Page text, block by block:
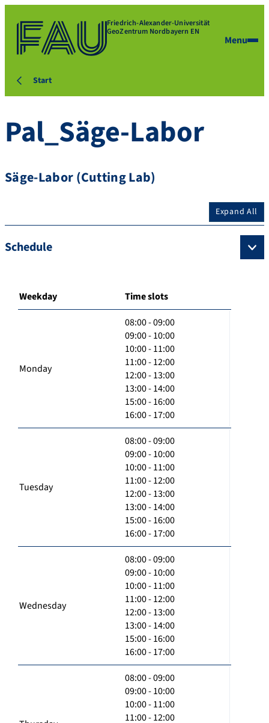
Friedrich-Alexander-Universität
GeoZentrum Nordbayern EN
Menu
Start
Pal_Säge-Labor
Säge-Labor (Cutting Lab)
Expand All
Schedule
Weekday Time slots
Monday
08:00 - 09:00
09:00 - 10:00
10:00 - 11:00
11:00 - 12:00
12:00 - 13:00
13:00 - 14:00
15:00 - 16:00
16:00 - 17:00
Tuesday
08:00 - 09:00
09:00 - 10:00
10:00 - 11:00
11:00 - 12:00
12:00 - 13:00
13:00 - 14:00
15:00 - 16:00
16:00 - 17:00
Wednesday
08:00 - 09:00
09:00 - 10:00
10:00 - 11:00
11:00 - 12:00
12:00 - 13:00
13:00 - 14:00
15:00 - 16:00
16:00 - 17:00
08:00 - 09:00
09:00 - 10:00
10:00 - 11:00
11:00 - 12:00